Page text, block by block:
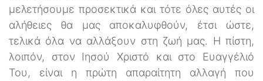
μελετήσουμε προσεκτικά και τότε όλες αυτές οι
αλήθειες θα μας αποκαλυφθούν, έτσι ώστε,
τελικά όλα να αλλάξουν στη ζωή μας. Η πίστη,
λοιπόν, στον Ιησού Χριστό και στο Ευαγγέλιό
Του, είναι η πρώτη απαραίτητη αλλαγή που